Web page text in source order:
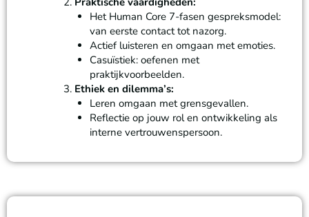
Het Human Core 7-fasen gespreksmodel:
van eerste contact tot nazorg.
Actief luisteren en omgaan met emoties.
Casuïstiek: oefenen met
praktijkvoorbeelden.
Ethiek en dilemma’s:
Leren omgaan met grensgevallen.
Reflectie op jouw rol en ontwikkeling als
interne vertrouwenspersoon.